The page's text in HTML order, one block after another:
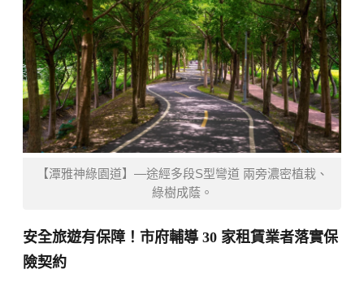
【潭雅神綠園道】—途經多段S型彎道 兩旁濃密植栽、
綠樹成蔭。
安全旅遊有保障！市府輔導 30 家租賃業者落實保
險契約